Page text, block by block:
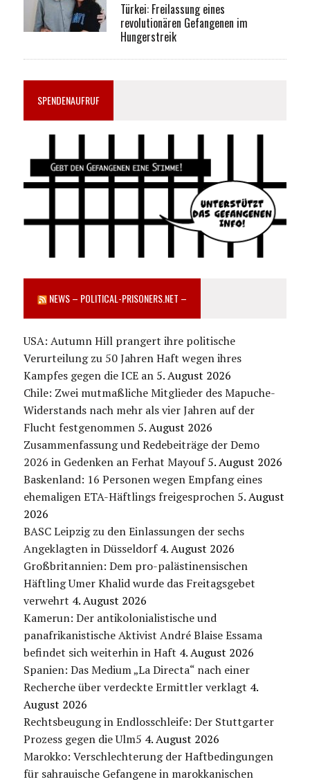
Türkei: Freilassung eines
revolutionären Gefangenen im
Hungerstreik
SPENDENAUFRUF
NEWS – POLITICAL-PRISONERS.NET –
USA: Autumn Hill prangert ihre politische
Verurteilung zu 50 Jahren Haft wegen ihres
Kampfes gegen die ICE an 5. August 2026
Chile: Zwei mutmaßliche Mitglieder des Mapuche-
Widerstands nach mehr als vier Jahren auf der
Flucht festgenommen 5. August 2026
Zusammenfassung und Redebeiträge der Demo
2026 in Gedenken an Ferhat Mayouf 5. August 2026
Baskenland: 16 Personen wegen Empfang eines
ehemaligen ETA-Häftlings freigesprochen 5. August
2026
BASC Leipzig zu den Einlassungen der sechs
Angeklagten in Düsseldorf 4. August 2026
Großbritannien: Dem pro-palästinensischen
Häftling Umer Khalid wurde das Freitagsgebet
verwehrt 4. August 2026
Kamerun: Der antikolonialistische und
panafrikanistische Aktivist André Blaise Essama
befindet sich weiterhin in Haft 4. August 2026
Spanien: Das Medium „La Directa“ nach einer
Recherche über verdeckte Ermittler verklagt 4.
August 2026
Rechtsbeugung in Endlosschleife: Der Stuttgarter
Prozess gegen die Ulm5 4. August 2026
Marokko: Verschlechterung der Haftbedingungen
für sahrauische Gefangene in marokkanischen